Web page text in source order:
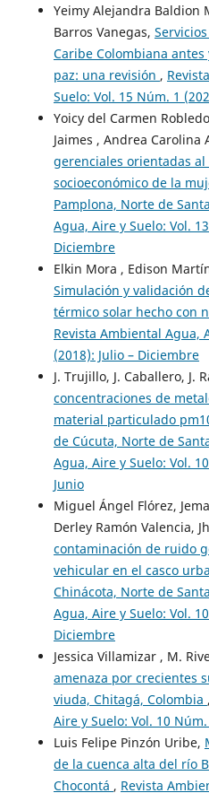
Yeimy Alejandra Baldion
Barros Vanegas,
Caribe Colombiana
paz: una revisión ,
Suelo: Vol. 15 Núm. 1
Yoicy del Carmen
Jaimes , Andrea Carolina
gerenciales orientadas
socioeconómico de la
Pamplona, Norte de
Agua, Aire y Suelo: Vol.
Diciembre
Elkin Mora , Edison
Simulación y validación
térmico solar hecho con
Revista Ambiental Agua,
(2018): Julio – Diciembre
J. Trujillo, J. Caballero, J.
concentraciones de
material particulado
de Cúcuta, Norte de
Agua, Aire y Suelo: Vol.
Junio
Miguel Ángel Flórez,
Derley Ramón Valencia,
contaminación de ruido
vehicular en el casco
Chinácota, Norte de
Agua, Aire y Suelo: Vol.
Diciembre
Jessica Villamizar , M.
amenaza por crecientes
viuda, Chitagá, Colombia ,
Aire y Suelo: Vol. 10
Luis Felipe Pinzón Uribe,
de la cuenca alta del río
Chocontá , Revista